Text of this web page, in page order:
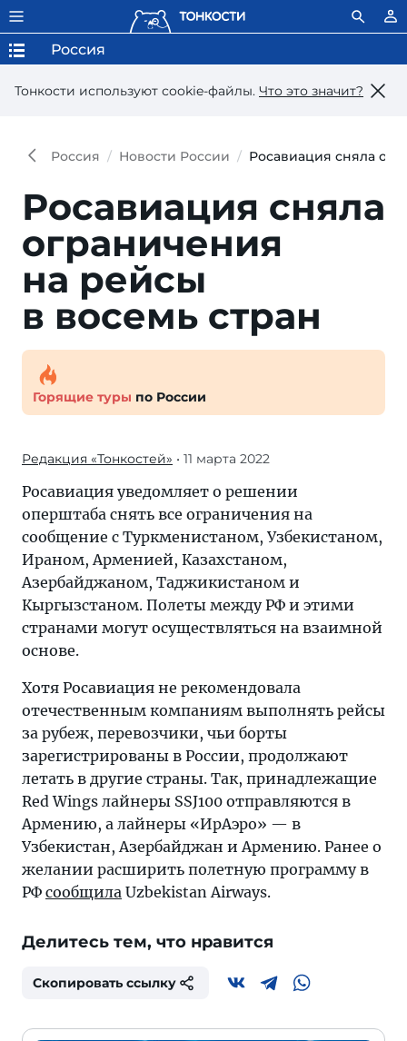
Тонкости используют сookie-файлы. Что это значит?
Россия
Россия Новости России Росавиация сняла
Росавиация сняла
ограничения
на рейсы
в восемь стран
Горящие туры по России
Редакция «Тонкостей» • 11 марта 2022
Росавиация уведомляет о решении
оперштаба снять все ограничения на
сообщение с Туркменистаном, Узбекистаном,
Ираном, Арменией, Казахстаном,
Азербайджаном, Таджикистаном и
Кыргызстаном. Полеты между РФ и этими
странами могут осуществляться на взаимной
основе.
Хотя Росавиация не рекомендовала
отечественным компаниям выполнять рейсы
за рубеж, перевозчики, чьи борты
зарегистрированы в России, продолжают
летать в другие страны. Так, принадлежащие
Red Wings лайнеры SSJ100 отправляются в
Армению, а лайнеры «ИрАэро» — в
Узбекистан, Азербайджан и Армению. Ранее о
желании расширить полетную программу в
РФ сообщила Uzbekistan Airways.
Делитесь тем, что нравится
Скопировать ссылку